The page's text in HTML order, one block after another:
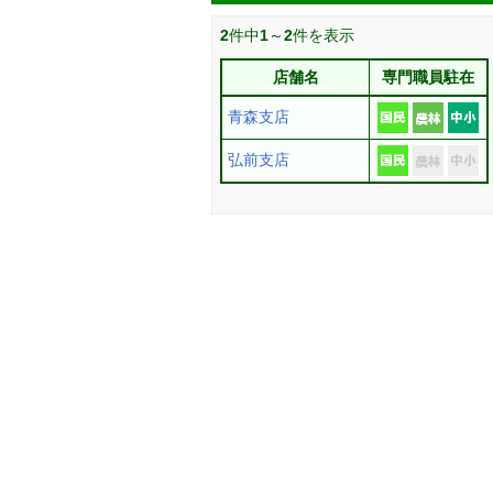
2件中1～2件を表示
店舗名 専門職員駐在
青森支店
弘前支店